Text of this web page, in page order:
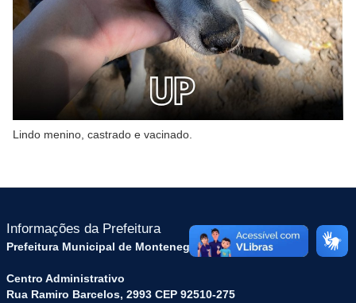
Lindo menino, castrado e vacinado.
Informações da Prefeitura
Prefeitura Municipal de Montenegro (RS)
Centro Administrativo
Rua Ramiro Barcelos, 2993 CEP 92510-275